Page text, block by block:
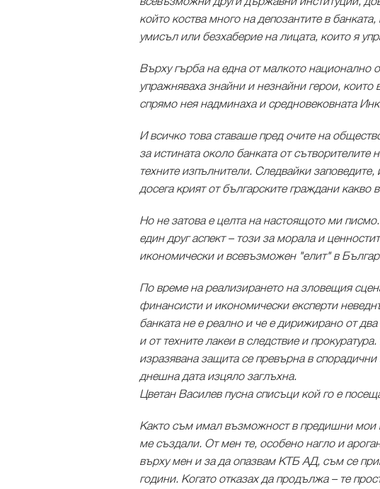
който коства много на депозантите в
умисъл или безхаберие на лицата, които я
Върху гърба на една от малкото национално
упражняваха знайни и незнайни герои, които
спрямо нея надминаха и средновековната
И всичко това ставаше пред очите на
за истината около банката от сътворителите
техните изпълнители. Следвайки
досега крият от българските граждани
Но не затова е целта на настоящото ми
един друг аспект – този за морала и
икономически и всевъзможен "елит" в
По време на реализирането на зловещия
финансисти и икономически експерти
банката не е реално и че е дирижирано от
и от техните лакеи в следствие и
изразявана защита се превърна в
днешна дата изцяло заглъхна.
Цветан Василев пусна списъци кой го е
Както съм имал възможност в предишни мои
ме създали. От мен те, особено нагло и
върху мен и за да опазвам КТБ АД, съм се
години. Когато отказах да продължа – те